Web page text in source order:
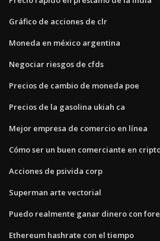
Gráfico de acciones de clr
Moneda en méxico argentina
Negociar riesgos de cfds
Precios de cambio de moneda poe
Precios de la gasolina ukiah ca
Mejor empresa de comercio en línea
Cómo ser un buen comerciante en
Acciones de psivida corp
Superman arte vectorial
Puedo realmente ganar dinero con
Ethereum hashrate con el tiempo